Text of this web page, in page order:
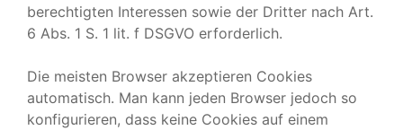
berechtigten Interessen sowie der Dritter nach Art.
6 Abs. 1 S. 1 lit. f DSGVO erforderlich.
Die meisten Browser akzeptieren Cookies
automatisch. Man kann jeden Browser jedoch so
konfigurieren, dass keine Cookies auf einem